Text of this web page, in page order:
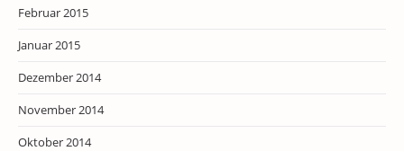
Februar 2015
Januar 2015
Dezember 2014
November 2014
Oktober 2014